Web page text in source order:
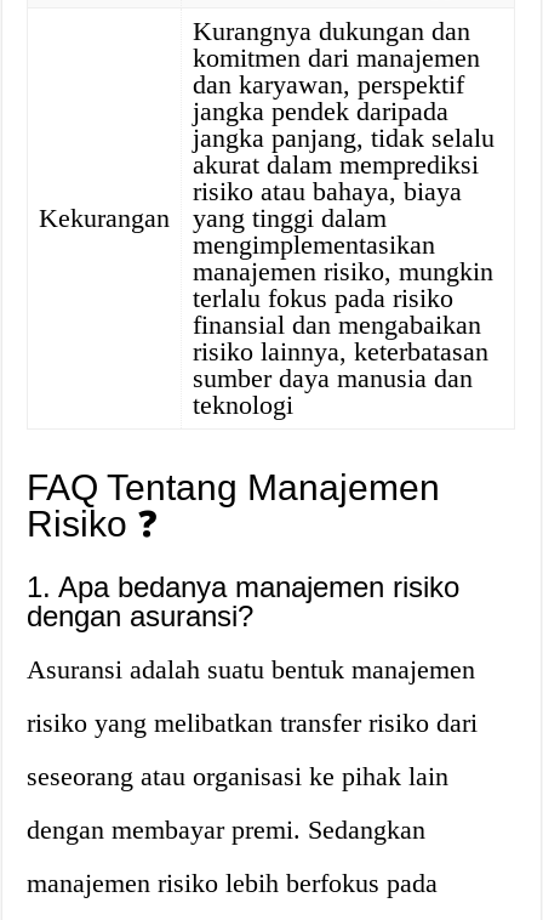
Kekurangan
Kurangnya dukungan dan
komitmen dari manajemen
dan karyawan, perspektif
jangka pendek daripada
jangka panjang, tidak selalu
akurat dalam memprediksi
risiko atau bahaya, biaya
yang tinggi dalam
mengimplementasikan
manajemen risiko, mungkin
terlalu fokus pada risiko
finansial dan mengabaikan
risiko lainnya, keterbatasan
sumber daya manusia dan
teknologi
FAQ Tentang Manajemen
Risiko ❓
1. Apa bedanya manajemen risiko
dengan asuransi?
Asuransi adalah suatu bentuk manajemen
risiko yang melibatkan transfer risiko dari
seseorang atau organisasi ke pihak lain
dengan membayar premi. Sedangkan
manajemen risiko lebih berfokus pada